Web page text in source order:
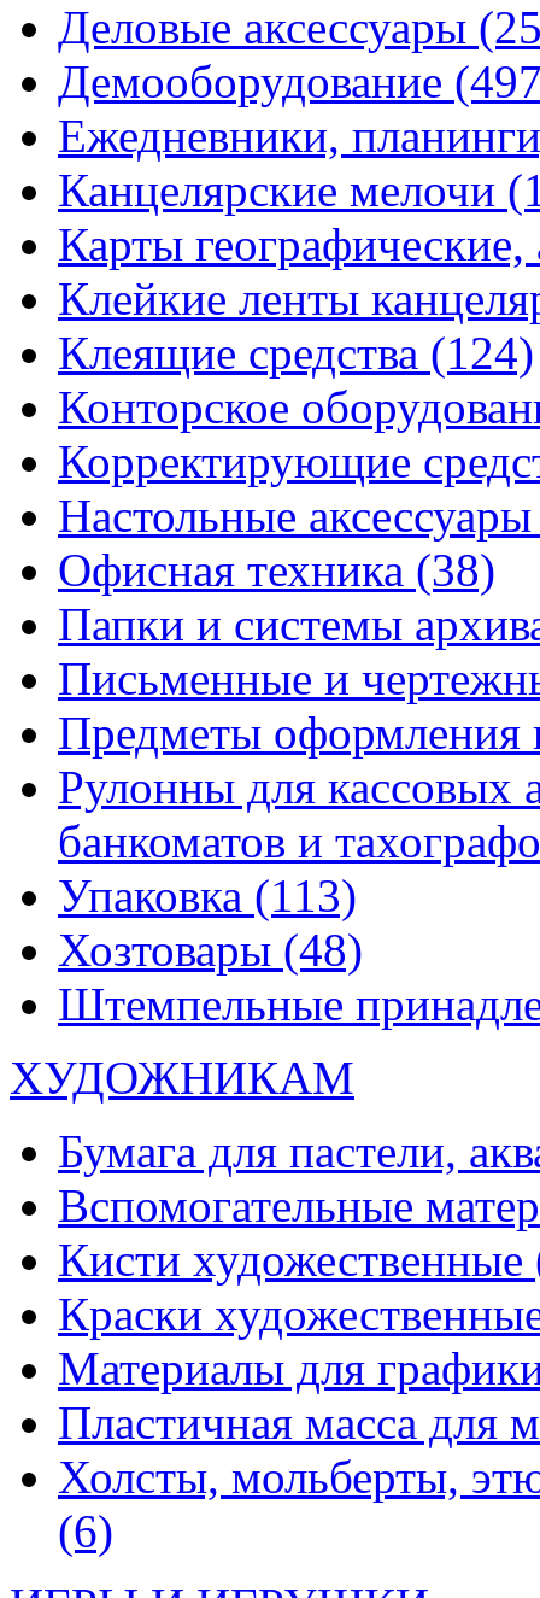
Деловые аксессуары
Демооборудование
Ежедневники,
Канцелярские мелочи
Карты
Клейкие ленты
Клеящие средства (124)
Конторское
Корректирующие
Настольные
Офисная техника (38)
Папки и системы
Письменные и
Предметы оформления
Рулонны для кассовых
банкоматов и
Упаковка (113)
Хозтовары (48)
Штемпельные
ХУДОЖНИКАМ
Бумага для пастели,
Вспомогательные
Кисти художественные
Краски
Материалы для
Пластичная масса для
Холсты, мольберты,
(6)